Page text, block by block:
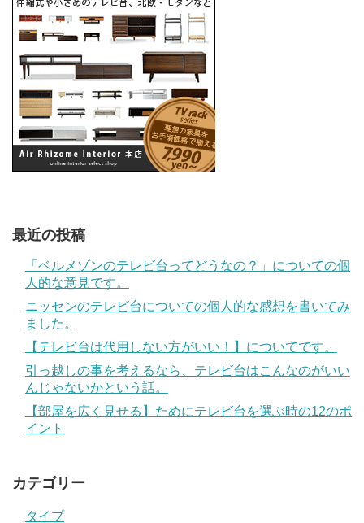
最近の投稿
「ベルメゾンのテレビ台ってどうなの？」についての個
人的な意見です。
ニッセンのテレビ台についての個人的な感想を書いてみ
ました。
【テレビ台は代用しない方がいい！】についてです。
引っ越しの事を考えるなら、テレビ台はこんなのがいい
んじゃないかという話。
【部屋を広く見せる】ためにテレビ台を選ぶ時の12のポ
イント
カテゴリー
タイプ